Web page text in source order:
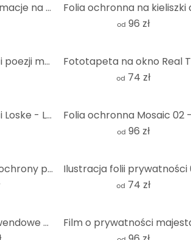
Szczegółowe informacje na temat stokrotek filmowych
od 96 zł
Film o prywatności poezji mniszka lekarskiego
od 74 zł
Film o prywatności Loske - Lot balonem - Panorama
od 96 zł
Stokrotki z folii do ochrony prywatności w szczegółach - kwadrat
od 74 zł
Folia ochronna lawendowe pole